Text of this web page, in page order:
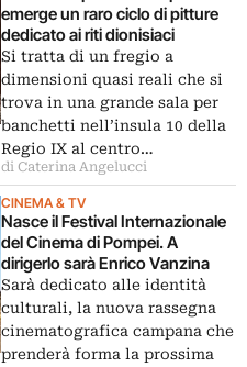
emerge un raro ciclo di pitture
dedicato ai riti dionisiaci
Si tratta di un fregio a
dimensioni quasi reali che si
trova in una grande sala per
banchetti nell’insula 10 della
Regio IX al centro…
di Caterina Angelucci
CINEMA & TV
Nasce il Festival Internazionale
del Cinema di Pompei. A
dirigerlo sarà Enrico Vanzina
Sarà dedicato alle identità
culturali, la nuova rassegna
cinematografica campana che
prenderà forma la prossima